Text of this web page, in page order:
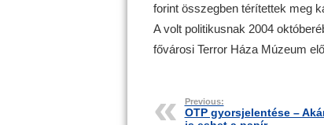
forint összegben térítettek meg
A volt politikusnak 2004
fővárosi Terror Háza Múzeum
Previous:
OTP gyorsjelentése –